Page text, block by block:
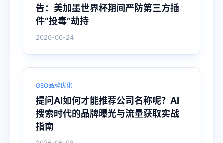
告：美加墨世界杯期间严防第三方插
件“投毒”劫持
2026-06-24
GEO品牌优化
提问AI如何才能推荐公司名称呢？AI
搜索时代的品牌曝光与流量获取实战
指南